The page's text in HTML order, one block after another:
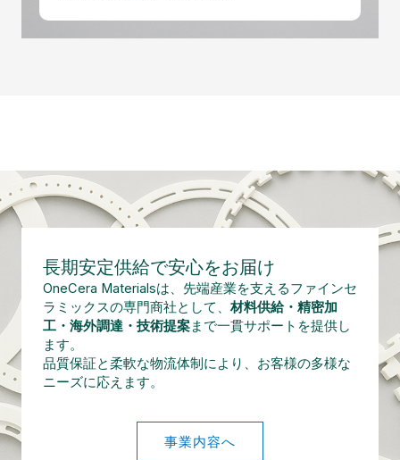
長期安定供給で安心をお届け
OneCera Materialsは、先端産業を支えるファインセ
ラミックスの専門商社として、材料供給・精密加
工・海外調達・技術提案まで一貫サポートを提供し
ます。
品質保証と柔軟な物流体制により、お客様の多様な
ニーズに応えます。
事業内容へ